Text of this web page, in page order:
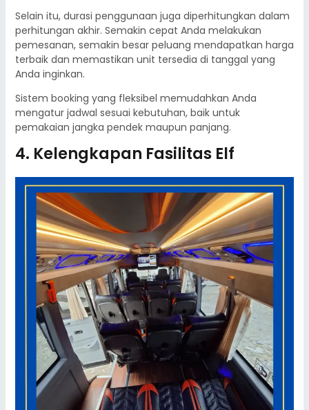
Selain itu, durasi penggunaan juga diperhitungkan dalam
perhitungan akhir. Semakin cepat Anda melakukan
pemesanan, semakin besar peluang mendapatkan harga
terbaik dan memastikan unit tersedia di tanggal yang
Anda inginkan.
Sistem booking yang fleksibel memudahkan Anda
mengatur jadwal sesuai kebutuhan, baik untuk
pemakaian jangka pendek maupun panjang.
4. Kelengkapan Fasilitas Elf